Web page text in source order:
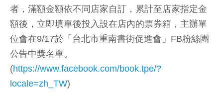
者，滿額金額依不同店家自訂，累計至店家指定金
額後，立即填單後投入設在店內的票券箱，主辦單
位會在9/17於「台北市重南書街促進會」FB粉絲團
公告中獎名單。
(https://www.facebook.com/book.tpe/?
locale=zh_TW)